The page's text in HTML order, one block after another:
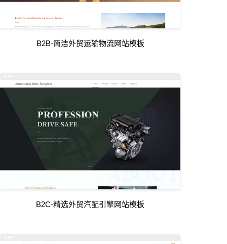
B2B-简洁外贸运输物流网站模板
B2C-精选外贸汽配引擎网站模板